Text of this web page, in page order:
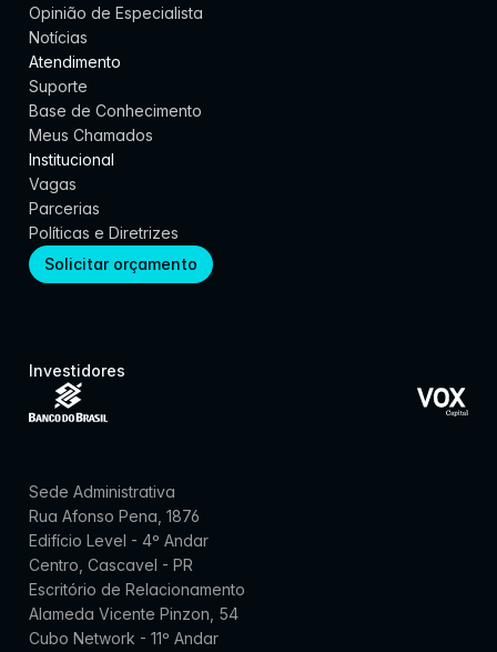
Sede Administrativa
Rua Afonso Pena, 1876
Edifício Level - 4º Andar
Centro, Cascavel - PR
Escritório de Relacionamento
Alameda Vicente Pinzon, 54
Cubo Network - 11º Andar
Opinião de Especialista
Notícias
Atendimento
Suporte
Base de Conhecimento
Meus Chamados
Institucional
Vagas
Parcerias
Políticas e Diretrizes
Solicitar orçamento
Investidores